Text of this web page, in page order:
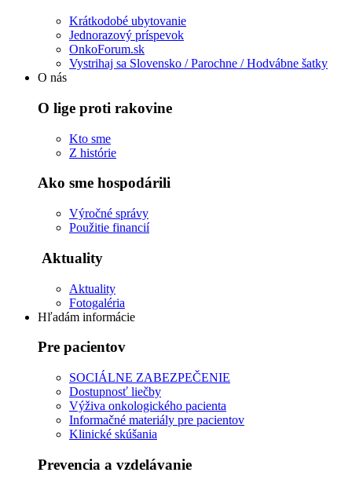
Krátkodobé ubytovanie
Jednorazový príspevok
OnkoForum.sk
Vystrihaj sa Slovensko / Parochne / Hodvábne šatky
O nás
O lige proti rakovine
Kto sme
Z histórie
Ako sme hospodárili
Výročné správy
Použitie financií
Aktuality
Aktuality
Fotogaléria
Hľadám informácie
Pre pacientov
SOCIÁLNE ZABEZPEČENIE
Dostupnosť liečby
Výživa onkologického pacienta
Informačné materiály pre pacientov
Klinické skúšania
Prevencia a vzdelávanie